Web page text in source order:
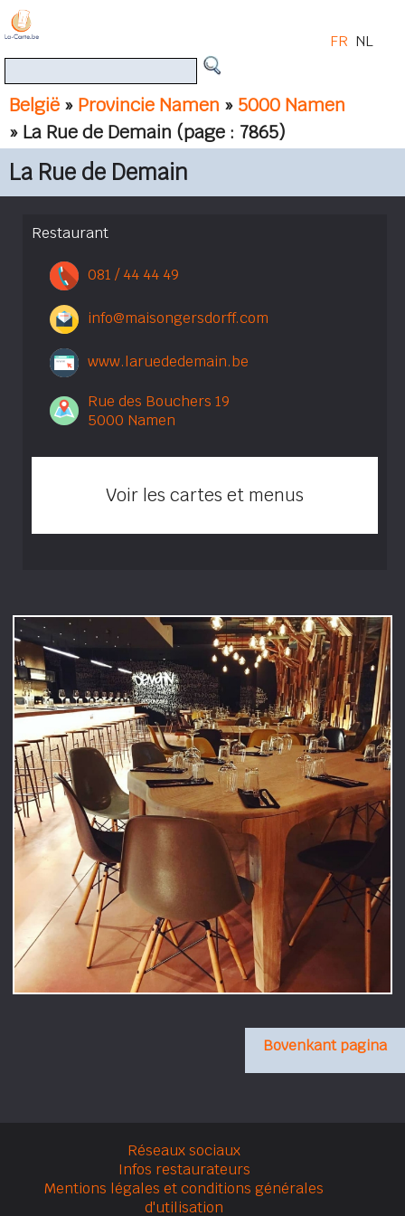
België » Provincie Namen » 5000 Namen
» La Rue de Demain (page : 7865)
FR NL
La Rue de Demain
Restaurant
081 / 44 44 49
info@maisongersdorff.com
www.laruededemain.be
Rue des Bouchers 19
5000 Namen
Voir les cartes et menus
Bovenkant pagina
Réseaux sociaux
Infos restaurateurs
Mentions légales et conditions générales
d'utilisation